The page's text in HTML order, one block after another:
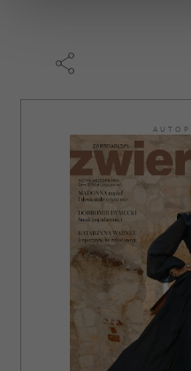
Wykorzystujemy pliki
i reklam, aby oferować
korzystasz z naszej
społecznościowym,
Partnerzy mogą połączyć
otrzymanymi od Ciebie
korzystania z ich usług.